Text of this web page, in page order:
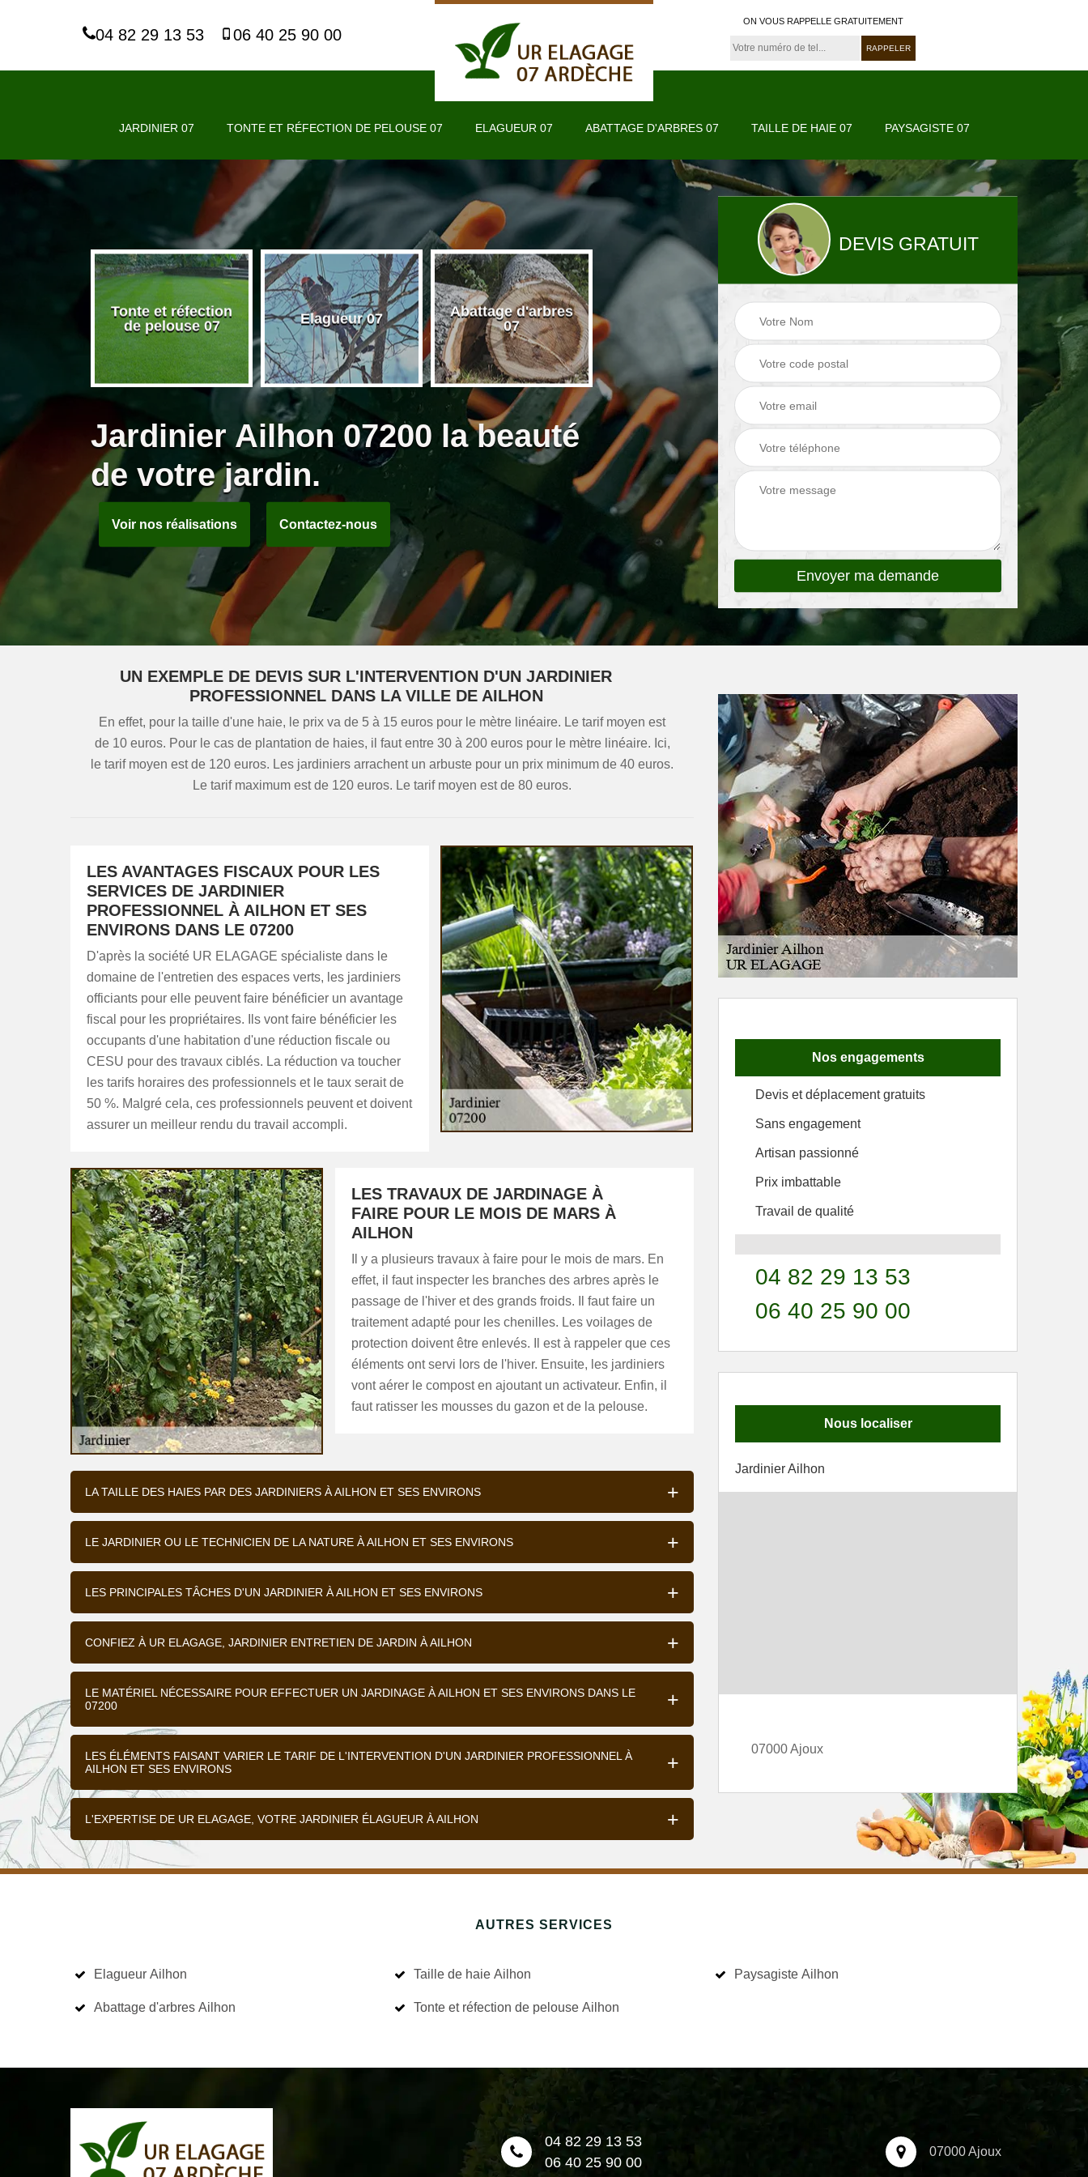
04 82 29 13 53 06 40 25 90 00
ON VOUS RAPPELLE GRATUITEMENT
JARDINIER 07 TONTE ET RÉFECTION DE PELOUSE 07 ELAGUEUR 07 ABATTAGE D'ARBRES 07 TAILLE DE HAIE 07 PAYSAGISTE 07
Tonte et réfection
de pelouse 07
Elagueur 07
Abattage d'arbres
07
Taille de haie 07 Paysagiste 07 Jardinier 07
Jardinier Ailhon 07200 la beauté
de votre jardin.
Voir nos réalisations Contactez-nous
DEVIS GRATUIT
UN EXEMPLE DE DEVIS SUR L'INTERVENTION D'UN JARDINIER
PROFESSIONNEL DANS LA VILLE DE AILHON
En effet, pour la taille d'une haie, le prix va de 5 à 15 euros pour le mètre linéaire. Le tarif moyen est
de 10 euros. Pour le cas de plantation de haies, il faut entre 30 à 200 euros pour le mètre linéaire. Ici,
le tarif moyen est de 120 euros. Les jardiniers arrachent un arbuste pour un prix minimum de 40 euros.
Le tarif maximum est de 120 euros. Le tarif moyen est de 80 euros.
LES AVANTAGES FISCAUX POUR LES
SERVICES DE JARDINIER
PROFESSIONNEL À AILHON ET SES
ENVIRONS DANS LE 07200
D'après la société UR ELAGAGE spécialiste dans le
domaine de l'entretien des espaces verts, les jardiniers
officiants pour elle peuvent faire bénéficier un avantage
fiscal pour les propriétaires. Ils vont faire bénéficier les
occupants d'une habitation d'une réduction fiscale ou
CESU pour des travaux ciblés. La réduction va toucher
les tarifs horaires des professionnels et le taux serait de
50 %. Malgré cela, ces professionnels peuvent et doivent
assurer un meilleur rendu du travail accompli.
LES TRAVAUX DE JARDINAGE À
FAIRE POUR LE MOIS DE MARS À
AILHON
Il y a plusieurs travaux à faire pour le mois de mars. En
effet, il faut inspecter les branches des arbres après le
passage de l'hiver et des grands froids. Il faut faire un
traitement adapté pour les chenilles. Les voilages de
protection doivent être enlevés. Il est à rappeler que ces
éléments ont servi lors de l'hiver. Ensuite, les jardiniers
vont aérer le compost en ajoutant un activateur. Enfin, il
faut ratisser les mousses du gazon et de la pelouse.
LA TAILLE DES HAIES PAR DES JARDINIERS À AILHON ET SES ENVIRONS
LE JARDINIER OU LE TECHNICIEN DE LA NATURE À AILHON ET SES ENVIRONS
LES PRINCIPALES TÂCHES D'UN JARDINIER À AILHON ET SES ENVIRONS
CONFIEZ À UR ELAGAGE, JARDINIER ENTRETIEN DE JARDIN À AILHON
LE MATÉRIEL NÉCESSAIRE POUR EFFECTUER UN JARDINAGE À AILHON ET SES ENVIRONS DANS LE
07200
LES ÉLÉMENTS FAISANT VARIER LE TARIF DE L'INTERVENTION D'UN JARDINIER PROFESSIONNEL À
AILHON ET SES ENVIRONS
L'EXPERTISE DE UR ELAGAGE, VOTRE JARDINIER ÉLAGUEUR À AILHON
Nos engagements
Devis et déplacement gratuits
Sans engagement
Artisan passionné
Prix imbattable
Travail de qualité
04 82 29 13 53
06 40 25 90 00
Nous localiser
Jardinier Ailhon
07000 Ajoux
AUTRES SERVICES
Elagueur Ailhon
Abattage d'arbres Ailhon
Taille de haie Ailhon
Tonte et réfection de pelouse Ailhon
Paysagiste Ailhon
04 82 29 13 53
06 40 25 90 00
07000 Ajoux